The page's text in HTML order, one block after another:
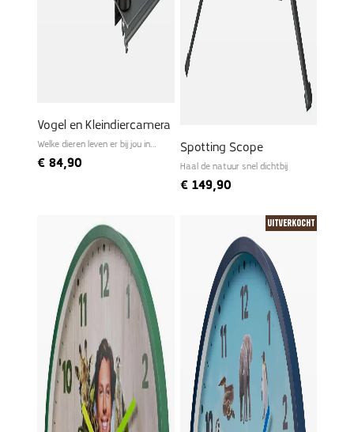
Vogel en Kleindiercamera
Welke dieren leven er bij jou in
€ 84,90
Spotting Scope
Haal de natuur snel dichtbij
€149,90
Uitverkocht